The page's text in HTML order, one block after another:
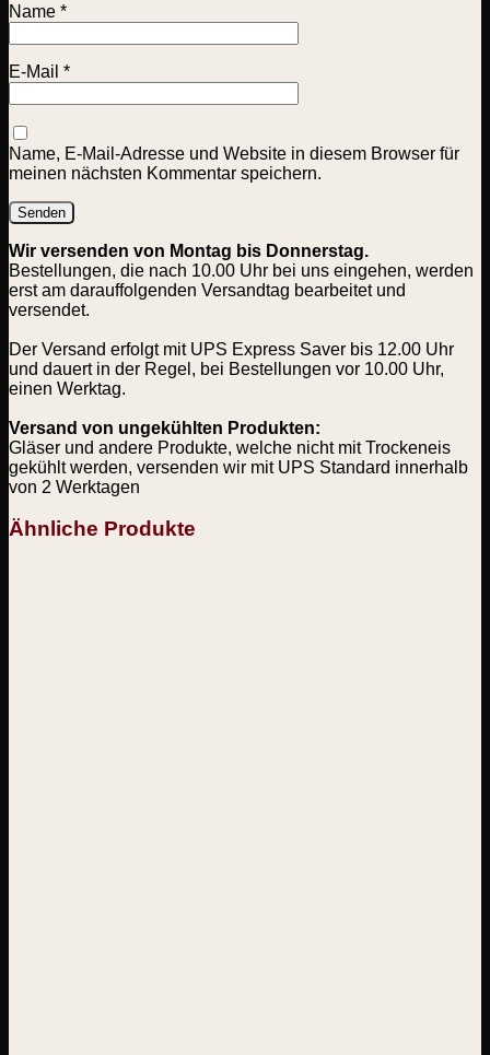
Name *
E-Mail *
Name, E-Mail-Adresse und Website in diesem Browser für
meinen nächsten Kommentar speichern.
Wir versenden von Montag bis Donnerstag.
Bestellungen, die nach 10.00 Uhr bei uns eingehen, werden
erst am darauffolgenden Versandtag bearbeitet und
versendet.
Der Versand erfolgt mit UPS Express Saver bis 12.00 Uhr
und dauert in der Regel, bei Bestellungen vor 10.00 Uhr,
einen Werktag.
Versand von ungekühlten Produkten:
Gläser und andere Produkte, welche nicht mit Trockeneis
gekühlt werden, versenden wir mit UPS Standard innerhalb
von 2 Werktagen
Ähnliche Produkte